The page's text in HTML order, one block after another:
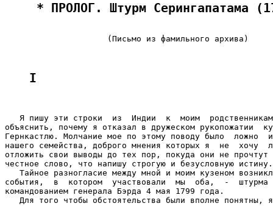
* ПРОЛОГ. Штурм Серингапатама
                     (Письмо из фамильного архива)
I
Я пишу эти строки  из  Индии  к  моим
объяснить, почему я отказал в дружеском рукопожатии
Гернкастлю. Молчание мое по этому поводу было  ложно
нашего семейства, доброго мнения которых я  не  хочу
отложить свои выводы до тех пор, покуда они не
честное слово, что напишу строгую и безусловную истину.
Тайное разногласие между мной и моим кузеном
события,  в  котором  участвовали  мы  оба,  -  штурма
командованием генерала Бэрда 4 мая 1799 года.
Для того чтобы обстоятельства были вполне понятны,